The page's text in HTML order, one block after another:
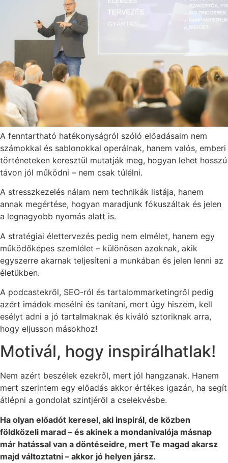
A fenntartható hatékonyságról szóló előadásaim nem
számokkal és sablonokkal operálnak, hanem valós, emberi
történeteken keresztül mutatják meg, hogyan lehet hosszú
távon jól működni – nem csak túlélni.
A stresszkezelés nálam nem technikák listája, hanem
annak megértése, hogyan maradjunk fókuszáltak és jelen
a legnagyobb nyomás alatt is.
A stratégiai élettervezés pedig nem elmélet, hanem egy
működőképes szemlélet – különösen azoknak, akik
egyszerre akarnak teljesíteni a munkában és jelen lenni az
életükben.
A podcastekről, SEO-ról és tartalommarketingről pedig
azért imádok mesélni és tanítani, mert úgy hiszem, kell
esélyt adni a jó tartalmaknak és kiváló sztoriknak arra,
hogy eljusson másokhoz!
Motivál, hogy inspirálhatlak!
Nem azért beszélek ezekről, mert jól hangzanak. Hanem
mert szerintem egy előadás akkor értékes igazán, ha segít
átlépni a gondolat szintjéről a cselekvésbe.
Ha olyan előadót keresel, aki inspirál, de közben
földközeli marad – és akinek a mondanivalója másnap
már hatással van a döntéseidre, mert Te magad akarsz
majd változtatni – akkor jó helyen jársz.